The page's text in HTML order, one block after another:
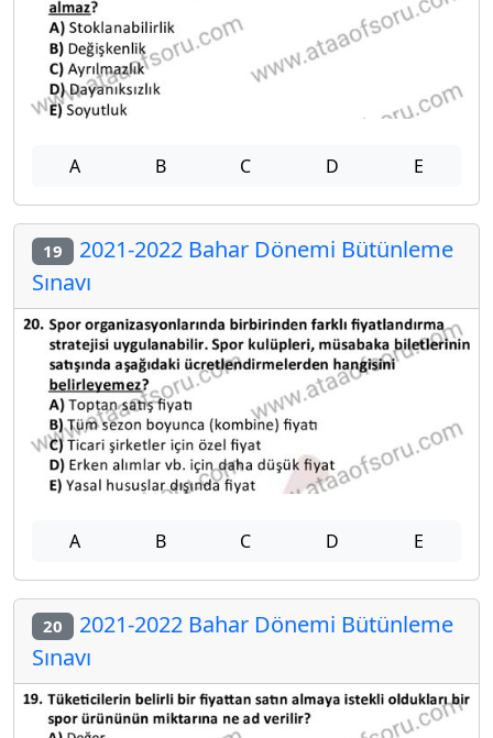
A B C D E
19 2021-2022 Bahar Dönemi Bütünleme
Sınavı
A B C D E
20 2021-2022 Bahar Dönemi Bütünleme
Sınavı